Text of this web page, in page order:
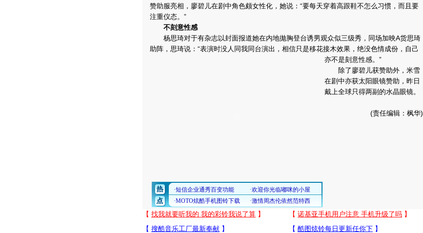
赞助服亮相，廖碧儿在剧中角色颇女性化，她说：“要每天穿着高跟鞋不怎么习惯，而且要
注重仪态。”
不刻意性感
杨思琦对于有杂志以封面报道她在内地拋胸登台诱男观众似三级秀，同场加映A货思琦
助阵，思琦说：“表演时没人同我同台演出，相信只是移花接木效果，绝没色情成份，自己
亦不是刻意性感。 ”
除了廖碧儿获赞助外，米雪
在剧中亦获太阳眼镜赞助，昨日
戴上全球只得两副的水晶眼镜。
(责任编辑：枫华)